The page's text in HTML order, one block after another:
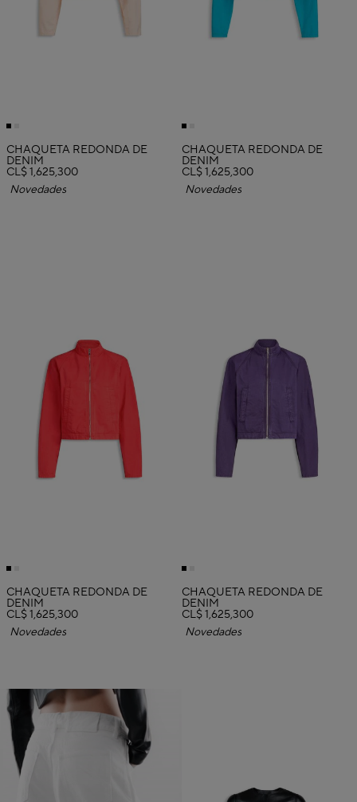
CHAQUETA REDONDA DE
DENIM
CL$ 1,625,300
Novedades
CHAQUETA REDONDA DE
DENIM
CL$ 1,625,300
Novedades
CHAQUETA REDONDA DE
DENIM
CL$ 1,625,300
Novedades
CHAQUETA REDONDA DE
DENIM
CL$ 1,625,300
Novedades